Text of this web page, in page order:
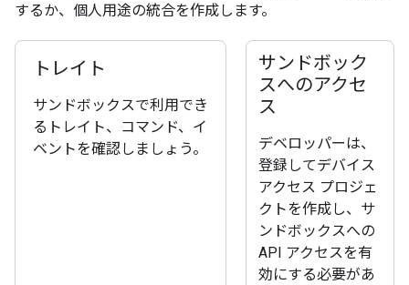
するか、個人用途の統合を作成します。
トレイト
サンドボックスで利用でき
るトレイト、コマンド、イ
ベントを確認しましょう。
サンドボック
スへのアクセ
ス
デベロッパーは、
登録してデバイス
アクセス プロジェ
クトを作成し、サ
ンドボックスへの
API アクセスを有
効にする必要があ